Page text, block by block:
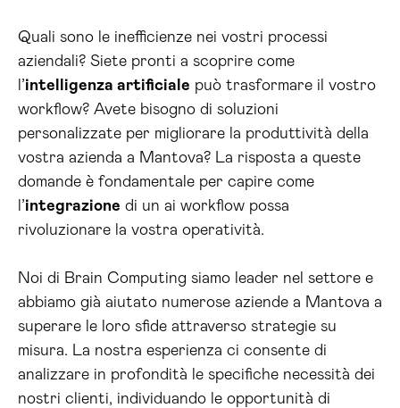
Quali sono le inefficienze nei vostri processi
aziendali? Siete pronti a scoprire come
l’intelligenza artificiale può trasformare il vostro
workflow? Avete bisogno di soluzioni
personalizzate per migliorare la produttività della
vostra azienda a Mantova? La risposta a queste
domande è fondamentale per capire come
l’integrazione di un ai workflow possa
rivoluzionare la vostra operatività.
Noi di Brain Computing siamo leader nel settore e
abbiamo già aiutato numerose aziende a Mantova a
superare le loro sfide attraverso strategie su
misura. La nostra esperienza ci consente di
analizzare in profondità le specifiche necessità dei
nostri clienti, individuando le opportunità di